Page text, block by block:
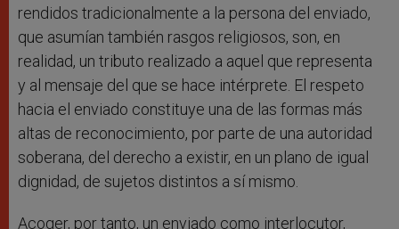
rendidos tradicionalmente a la persona del enviado,
que asumían también rasgos religiosos, son, en
realidad, un tributo realizado a aquel que representa
y al mensaje del que se hace intérprete. El respeto
hacia el enviado constituye una de las formas más
altas de reconocimiento, por parte de una autoridad
soberana, del derecho a existir, en un plano de igual
dignidad, de sujetos distintos a sí mismo.
Acoger, por tanto, un enviado como interlocutor,